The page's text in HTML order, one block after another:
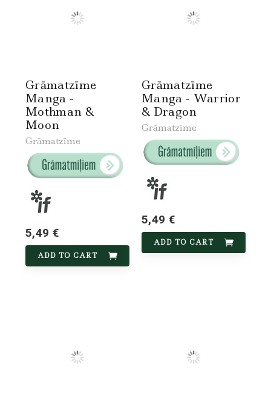
Grāmatzīme
Manga -
Mothman &
Moon
Grāmatzīme
5,49 €
ADD TO CART
Grāmatzīme
Manga - Warrior
& Dragon
Grāmatzīme
5,49 €
ADD TO CART